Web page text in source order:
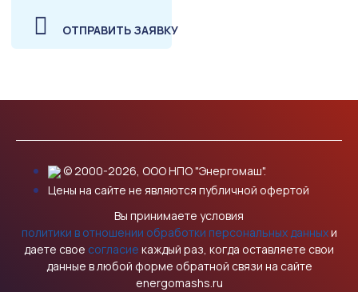
ОТПРАВИТЬ ЗАЯВКУ
© 2000-2026, ООО НПО "Энергомаш".
Цены на сайте не являются публичной офертой
Вы принимаете условия
политики в отношении обработки персональных данныхи
даете свое согласие каждый раз, когда оставляете свои
данные в любой форме обратной связи на сайте
energomashs.ru